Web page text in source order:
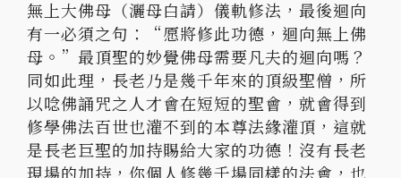
無上大佛母（灑母白請）儀軌修法，最後迴向
有一必須之句：“愿將修此功德，迴向無上佛
母。”最頂聖的妙覺佛母需要凡夫的迴向嗎？
同如此理，長老乃是幾千年來的頂級聖僧，所
以唸佛誦咒之人才會在短短的聖會，就會得到
修學佛法百世也灌不到的本尊法緣灌頂，這就
是長老巨聖的加持賜給大家的功德！沒有長老
現場的加持，你個人修幾千場同樣的法會，也